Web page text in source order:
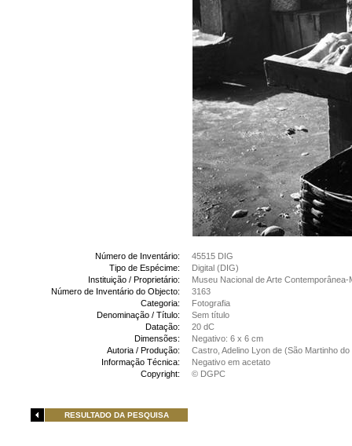
Número de Inventário:
45515 DIG
Tipo de Espécime:
Digital (DIG)
Instituição / Proprietário:
Museu Nacional de Arte Contemporânea-
Número de Inventário do Objecto:
3163
Categoria:
Fotografia
Denominação / Título:
Sem título
Datação:
20 dC
Dimensões:
Negativo: 6 x 6 cm
Autoria / Produção:
Castro, Adelino Lyon de (São Martinho
Informação Técnica:
Negativo em acetato
Copyright:
© DGPC
RESULTADO DA PESQUISA